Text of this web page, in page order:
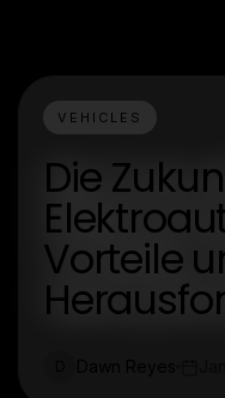
VEHICLES
Die
Vorteile